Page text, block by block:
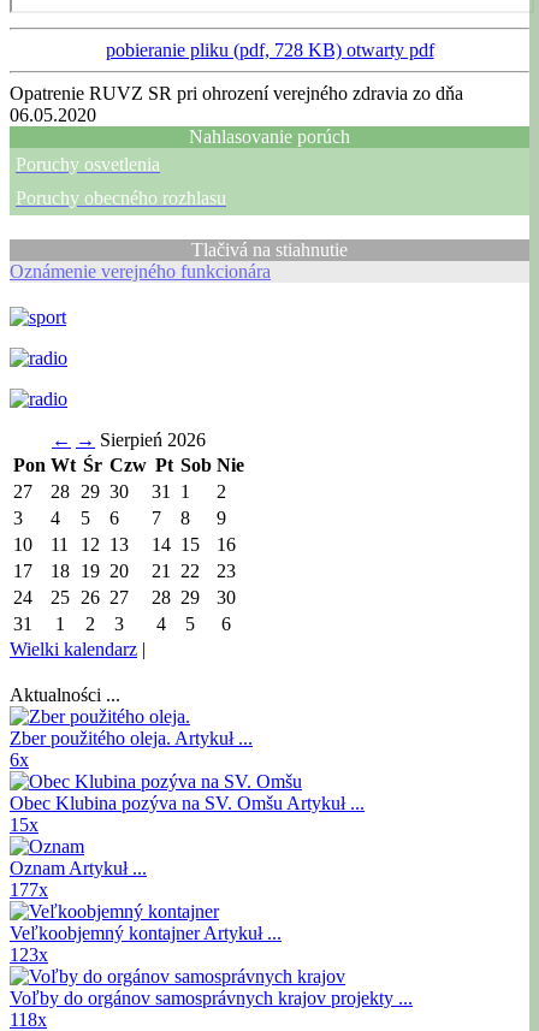
pobieranie pliku (pdf, 728 KB) otwarty pdf
Opatrenie RUVZ SR pri ohrození verejného zdravia zo dňa
06.05.2020
Nahlasovanie porúch
Poruchy osvetlenia
Poruchy obecného rozhlasu
Tlačivá na stiahnutie
Oznámenie verejného funkcionára
← → Sierpień 2026
Pon Wt Śr Czw Pt Sob Nie
27
28 29 30 31 1
2
3
4 5 6 7 8
9
10
11 12 13 14 15
16
17
18 19 20 21 22
23
24
25 26 27 28 29
30
31
1 2 3 4 5
6
Wielki kalendarz |
Aktualności ...
Zber použitého oleja. Artykuł ...
6x
Obec Klubina pozýva na SV. Omšu Artykuł ...
15x
Oznam Artykuł ...
177x
Veľkoobjemný kontajnerArtykuł ...
123x
Voľby do orgánov samosprávnych krajov projekty ...
118x